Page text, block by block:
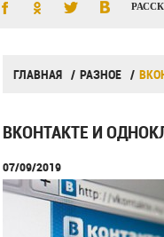
ГЛАВНАЯ РАЗНОЕ
ВКОНТАКТЕ И
07/09/2019